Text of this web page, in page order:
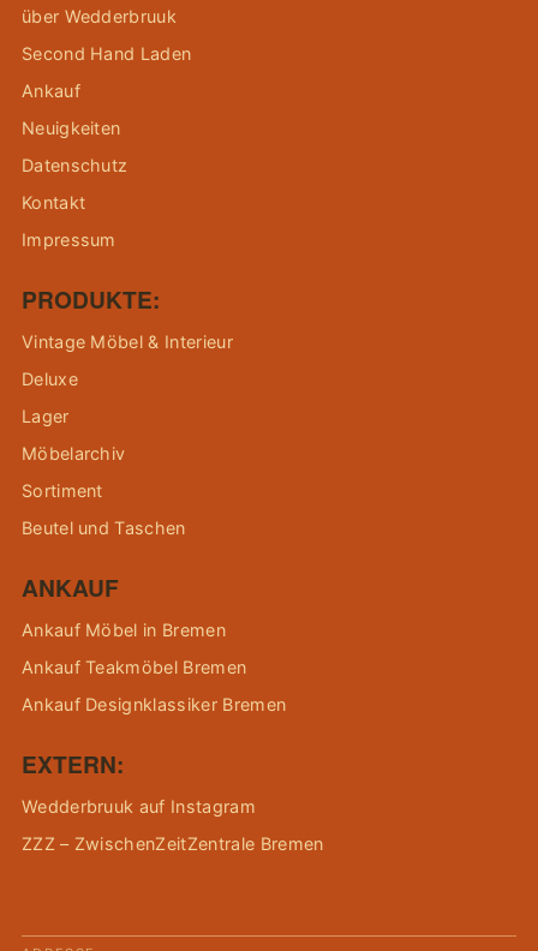
über Wedderbruuk
Second Hand Laden
Ankauf
Neuigkeiten
Datenschutz
Kontakt
Impressum
PRODUKTE:
Vintage Möbel & Interieur
Deluxe
Lager
Möbelarchiv
Sortiment
Beutel und Taschen
ANKAUF
Ankauf Möbel in Bremen
Ankauf Teakmöbel Bremen
Ankauf Designklassiker Bremen
EXTERN:
Wedderbruuk auf Instagram
ZZZ – ZwischenZeitZentrale Bremen